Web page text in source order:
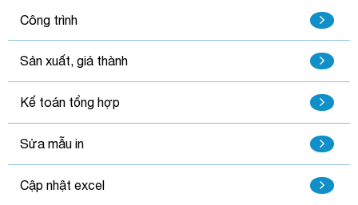
Công trình
Sản xuất, giá thành
Kế toán tổng hợp
Sửa mẫu in
Cập nhật excel